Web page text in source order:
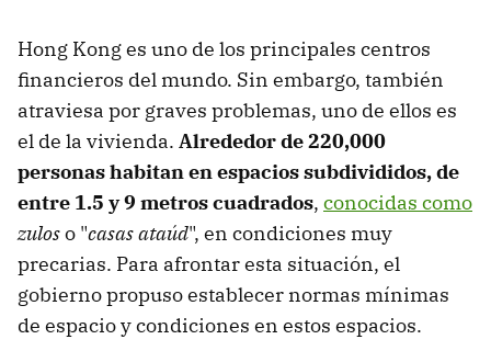
Hong Kong es uno de los principales centros
financieros del mundo. Sin embargo, también
atraviesa por graves problemas, uno de ellos es
el de la vivienda. Alrededor de 220,000
personas habitan en espacios subdivididos, de
entre 1.5 y 9 metros cuadrados, conocidas como
zuloso "casas ataúd", en condiciones muy
precarias. Para afrontar esta situación, el
gobierno propuso establecer normas mínimas
de espacio y condiciones en estos espacios.